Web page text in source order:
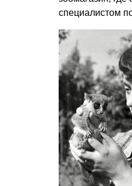
специалистом